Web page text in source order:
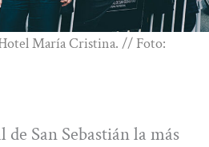
María Cristina. // Foto:
de San Sebastián la más